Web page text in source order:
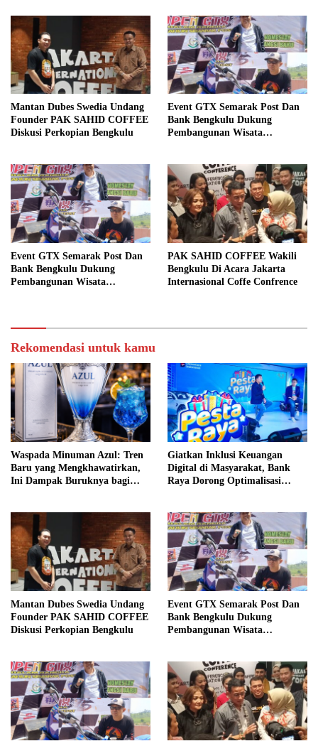
Mantan Dubes Swedia Undang
Founder PAK SAHID COFFEE
Diskusi Perkopian Bengkulu
Event GTX Semarak Post Dan
Bank Bengkulu Dukung
Pembangunan Wisata
Event GTX Semarak Post Dan
Bank Bengkulu Dukung
Pembangunan Wisata
PAK SAHID COFFEE Wakili
Bengkulu Di Acara Jakarta
Internasional Coffe Confrence
Rekomendasi untuk kamu
Waspada Minuman Azul: Tren
Baru yang Mengkhawatirkan,
Ini Dampak Buruknya bagi
Giatkan Inklusi Keuangan
Digital di Masyarakat, Bank
Raya Dorong Optimalisasi
Mantan Dubes Swedia Undang
Founder PAK SAHID COFFEE
Diskusi Perkopian Bengkulu
Event GTX Semarak Post Dan
Bank Bengkulu Dukung
Pembangunan Wisata